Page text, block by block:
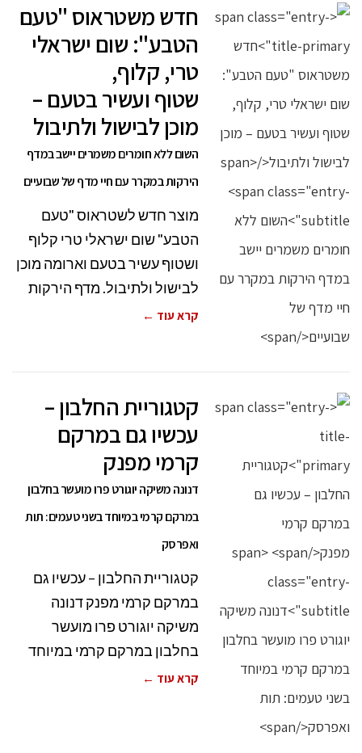
חדש משטראוס "טעם
הטבע": שום ישראלי
טרי, קלוף,
שטוף ועשיר בטעם –
מוכן לבישול ולתיבול
השום ללא חומרים משמרים יישב במדף
הירקות במקרר עם חיי מדף של שבועיים
מוצר חדש לשטראוס "טעם
הטבע" שום ישראלי טרי קלוף
ושטוף עשיר בטעם וארומה מוכן
לבישול ולתיבול. מדף הירקות
קרא עוד ←
קטגוריית החלבון –
עכשיו גם במרקם
קרמי מפנק
דנונה משיקה יוגורט פרו מועשר בחלבון
במרקם קרמי במיוחד בשני טעמים: תות
ואפרסק
קטגוריית החלבון – עכשיו גם
במרקם קרמי מפנק דנונה
משיקה יוגורט פרו מועשר
בחלבון במרקם קרמי במיוחד
קרא עוד ←